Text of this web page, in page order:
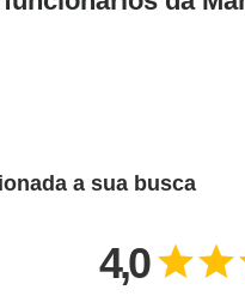
a sua busca
4,0